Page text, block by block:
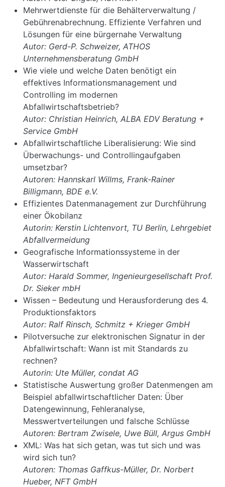
Mehrwertdienste für die Behälterverwaltung /
Gebührenabrechnung. Effiziente Verfahren und
Lösungen für eine bürgernahe Verwaltung
Autor: Gerd-P. Schweizer, ATHOS
Unternehmensberatung GmbH
Wie viele und welche Daten benötigt ein
effektives Informationsmanagement und
Controlling im modernen
Abfallwirtschaftsbetrieb?
Autor: Christian Heinrich, ALBA EDV Beratung +
Service GmbH
Abfallwirtschaftliche Liberalisierung: Wie sind
Überwachungs- und Controllingaufgaben
umsetzbar?
Autoren: Hannskarl Willms, Frank-Rainer
Billigmann, BDE e.V.
Effizientes Datenmanagement zur Durchführung
einer Ökobilanz
Autorin: Kerstin Lichtenvort, TU Berlin, Lehrgebiet
Abfallvermeidung
Geografische Informationssysteme in der
Wasserwirtschaft
Autor: Harald Sommer, Ingenieurgesellschaft Prof.
Dr. Sieker mbH
Wissen – Bedeutung und Herausforderung des 4.
Produktionsfaktors
Autor: Ralf Rinsch, Schmitz + Krieger GmbH
Pilotversuche zur elektronischen Signatur in der
Abfallwirtschaft: Wann ist mit Standards zu
rechnen?
Autorin: Ute Müller, condat AG
Statistische Auswertung großer Datenmengen am
Beispiel abfallwirtschaftlicher Daten: Über
Datengewinnung, Fehleranalyse,
Messwertverteilungen und falsche Schlüsse
Autoren: Bertram Zwisele, Uwe Büll, Argus GmbH
XML: Was hat sich getan, was tut sich und was
wird sich tun?
Autoren: Thomas Gaffkus-Müller, Dr. Norbert
Hueber, NFT GmbH